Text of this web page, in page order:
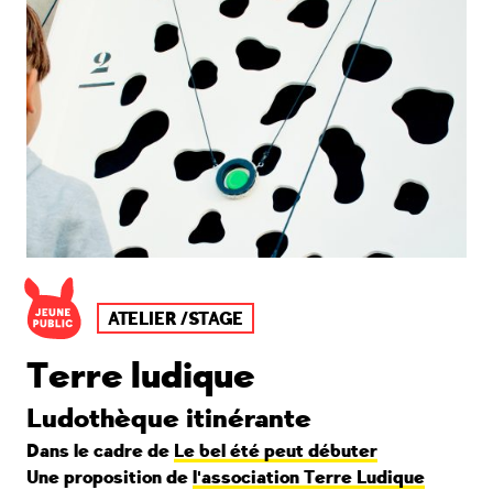
ATELIER /STAGE
Terre ludique
Ludothèque itinérante
Dans le cadre de Le bel été peut débuter
Une proposition de l'association Terre Ludique